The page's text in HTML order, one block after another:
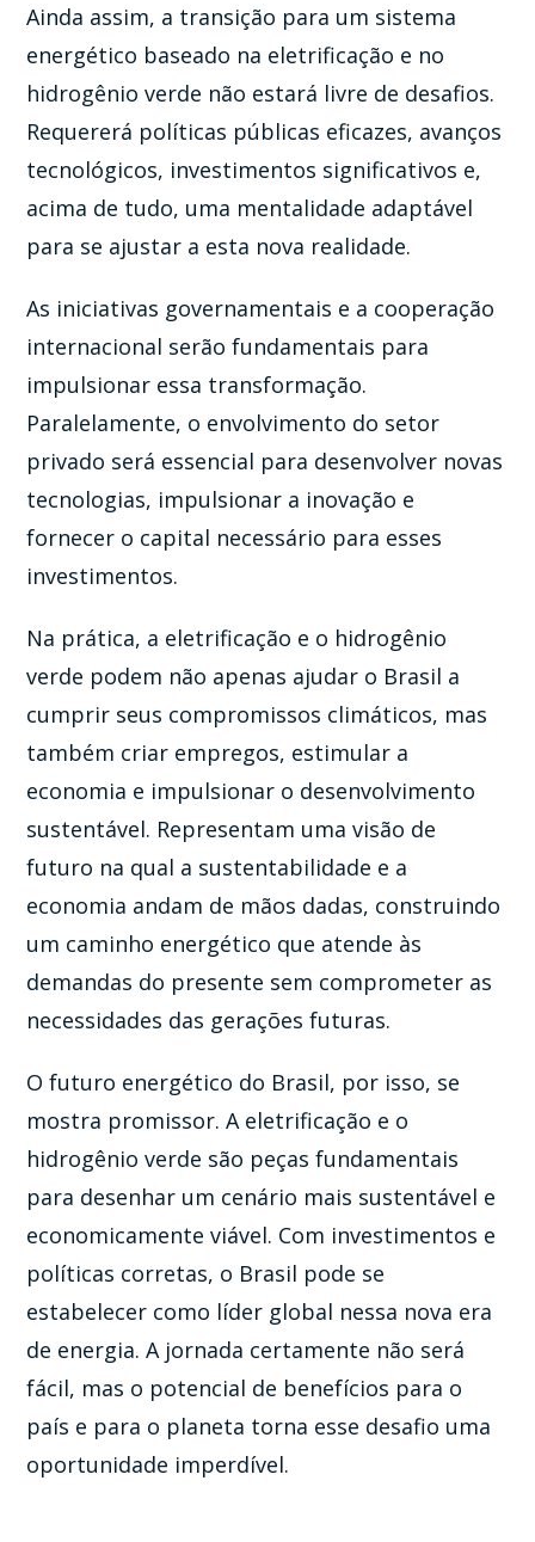
Ainda assim, a transição para um sistema
energético baseado na eletrificação e no
hidrogênio verde não estará livre de desafios.
Requererá políticas públicas eficazes, avanços
tecnológicos, investimentos significativos e,
acima de tudo, uma mentalidade adaptável
para se ajustar a esta nova realidade.
As iniciativas governamentais e a cooperação
internacional serão fundamentais para
impulsionar essa transformação.
Paralelamente, o envolvimento do setor
privado será essencial para desenvolver novas
tecnologias, impulsionar a inovação e
fornecer o capital necessário para esses
investimentos.
Na prática, a eletrificação e o hidrogênio
verde podem não apenas ajudar o Brasil a
cumprir seus compromissos climáticos, mas
também criar empregos, estimular a
economia e impulsionar o desenvolvimento
sustentável. Representam uma visão de
futuro na qual a sustentabilidade e a
economia andam de mãos dadas, construindo
um caminho energético que atende às
demandas do presente sem comprometer as
necessidades das gerações futuras.
O futuro energético do Brasil, por isso, se
mostra promissor. A eletrificação e o
hidrogênio verde são peças fundamentais
para desenhar um cenário mais sustentável e
economicamente viável. Com investimentos e
políticas corretas, o Brasil pode se
estabelecer como líder global nessa nova era
de energia. A jornada certamente não será
fácil, mas o potencial de benefícios para o
país e para o planeta torna esse desafio uma
oportunidade imperdível.